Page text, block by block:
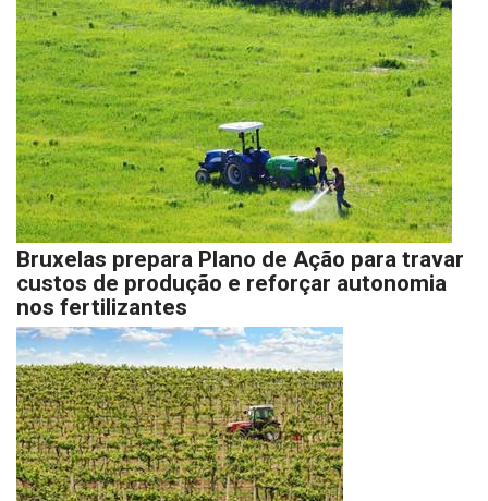
Bruxelas prepara Plano de Ação para travar
custos de produção e reforçar autonomia
nos fertilizantes